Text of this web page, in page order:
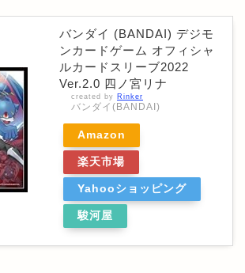
バンダイ (BANDAI) デジモ
ンカードゲーム オフィシャ
ルカードスリーブ2022
Ver.2.0 四ノ宮リナ
created by Rinker
バンダイ(BANDAI)
Amazon
楽天市場
Yahooショッピング
駿河屋